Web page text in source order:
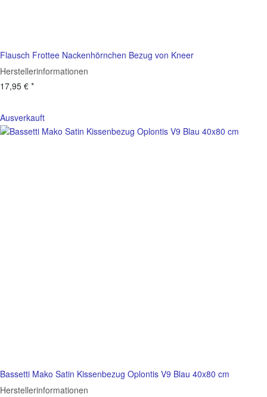
Flausch Frottee Nackenhörnchen Bezug von Kneer
Herstellerinformationen
17,95 € *
Ausverkauft
Bassetti Mako Satin Kissenbezug Oplontis V9 Blau 40x80 cm
Herstellerinformationen